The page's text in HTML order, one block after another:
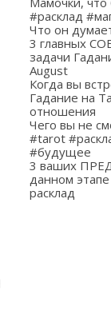
#расклад
Что он
3 главных
задачи
August
Когда вы
Гадание на
отношения
Чего вы не
#tarot
#будущее
3 ваших
данном
расклад